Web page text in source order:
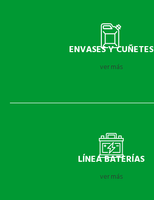
ENVASES Y CUÑETES
ver más
LÍNEA BATERÍAS
ver más